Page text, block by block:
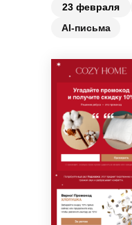
23 февраля
AI-письма